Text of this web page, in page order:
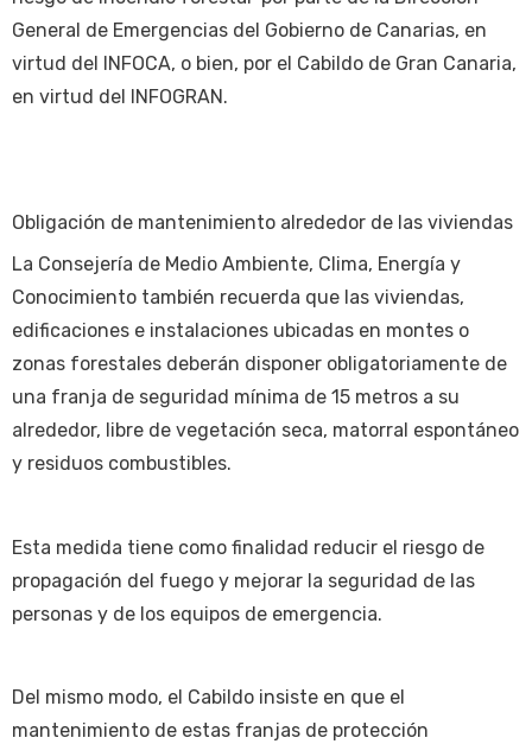
General de Emergencias del Gobierno de Canarias, en
virtud del INFOCA, o bien, por el Cabildo de Gran Canaria,
en virtud del INFOGRAN.
Obligación de mantenimiento alrededor de las viviendas
La Consejería de Medio Ambiente, Clima, Energía y
Conocimiento también recuerda que las viviendas,
edificaciones e instalaciones ubicadas en montes o
zonas forestales deberán disponer obligatoriamente de
una franja de seguridad mínima de 15 metros a su
alrededor, libre de vegetación seca, matorral espontáneo
y residuos combustibles.
Esta medida tiene como finalidad reducir el riesgo de
propagación del fuego y mejorar la seguridad de las
personas y de los equipos de emergencia.
Del mismo modo, el Cabildo insiste en que el
mantenimiento de estas franjas de protección